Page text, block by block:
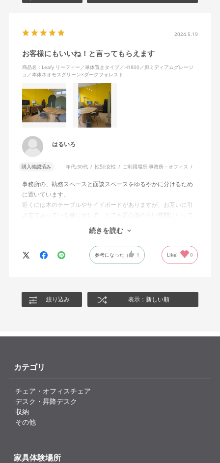
2024.5.19
お客様にもいいね！と言ってもらえます
商品名：Leafy リーフィー／単体置きタイプ／H1800／脚ミディアムグレージ
ュ／本体ネオモスグリーン×ダークフォレスト
はるいろ
購入確認済み 年代:30代 性別:女性 ご利用場所:事務所・オフィス
事務所の、執務スペースと面談スペースをゆるやかに分けるため
に置いています。
近くには木のテーブルやサイドボードがありますが、お互いに引
き立てあっている感じがして、とても居心地の良い空間になって
簡単に動くので、位置の調整も簡単。
高さは充分あるけれど、圧迫感は少なくて、ちょうどよいなと感
じています。
続きを読む
参考になった 1 Like! 0
絞り込み 表示：新しい順
カテゴリ
チェア・オフィスチェア
デスク・昇降デスク
収納
その他
家具体験場所